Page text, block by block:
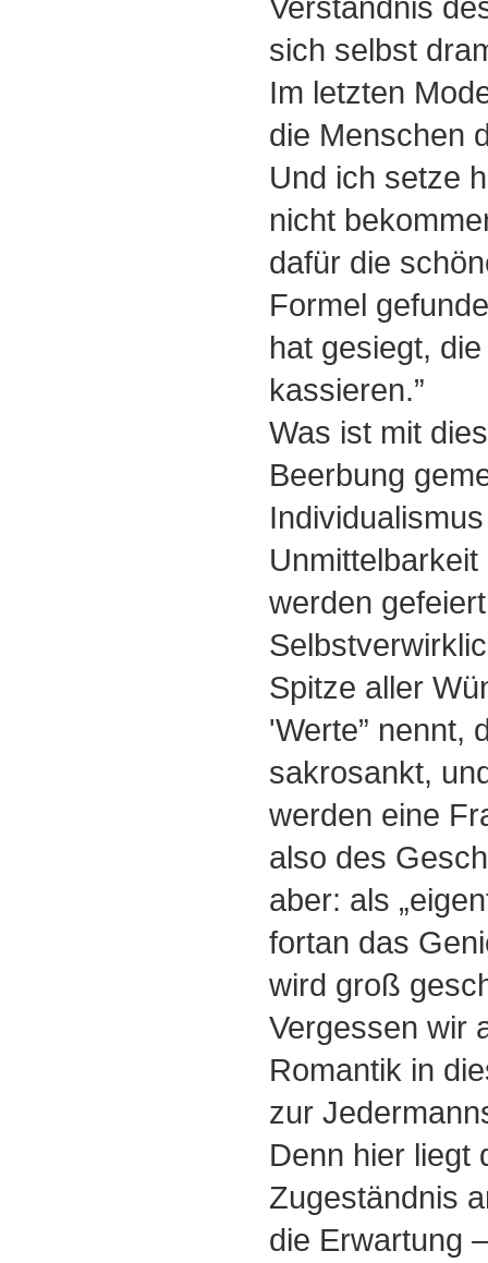
sich selbst
Im letzten
die Menschen
Und ich setze
nicht
dafür die
Formel
hat gesiegt,
kassieren.”
Was ist mit
Beerbung
werden
Spitze aller
'Werte” nennt,
sakrosankt,
werden eine
also des
aber: als
fortan das
wird groß
Vergessen wir
Romantik in
zur
Denn hier liegt
Zugeständnis
die Erwartung